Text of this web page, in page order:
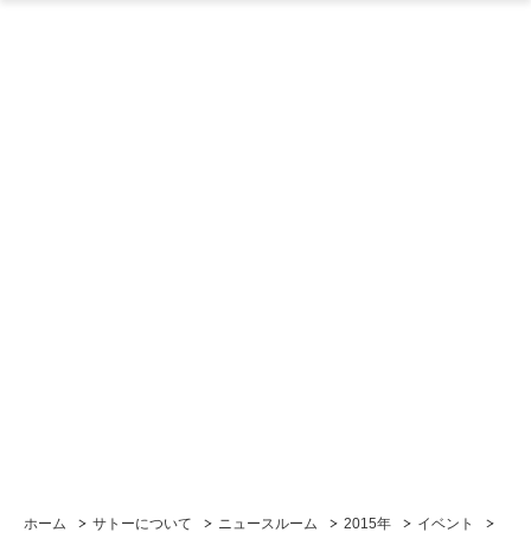
ホーム サトーについて ニュースルーム 2015年
イベント